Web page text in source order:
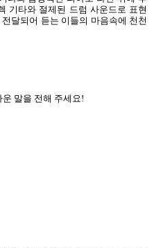
기타와 절제된 드럼 사운드로 표현
달되어 듣는 이들의 마음속에 천천
말을 전해 주세요!